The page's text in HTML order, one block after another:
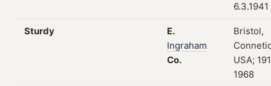
6.3.1941
Sturdy
E.
Ingraham
Co.
Bristol,
USA;
1968